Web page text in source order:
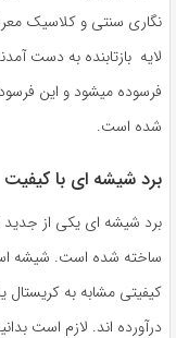
نگاری سنتی و کلاسیک
لایه بازتابنده به دست
فرسوده میشود و این
شده است.
برد شیشه ای با کیفیت
برد شیشه ای یکی از
ساخته شده است‌. شیشه
کیفیتی مشابه به
درآورده اند. لازم است